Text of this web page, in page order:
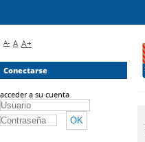
A- A A+
Conectarse
acceder a su cuenta